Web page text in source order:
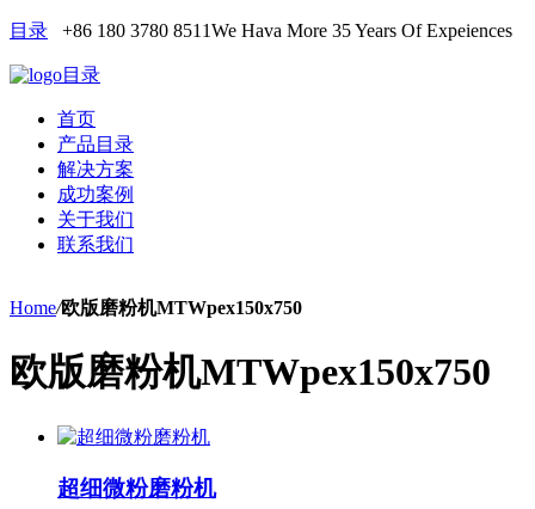
目录 +86 180 3780 8511We Hava More 35 Years Of Expeiences
目录
首页
产品目录
解决方案
成功案例
关于我们
联系我们
Home/欧版磨粉机MTWpex150x750
欧版磨粉机MTWpex150x750
超细微粉磨粉机